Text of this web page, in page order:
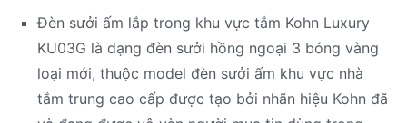
Đèn sưởi ấm lắp trong khu vực tắm Kohn Luxury
KU03G là dạng đèn sưởi hồng ngoại 3 bóng vàng
loại mới, thuộc model đèn sưởi ấm khu vực nhà
tắm trung cao cấp được tạo bởi nhãn hiệu Kohn đã